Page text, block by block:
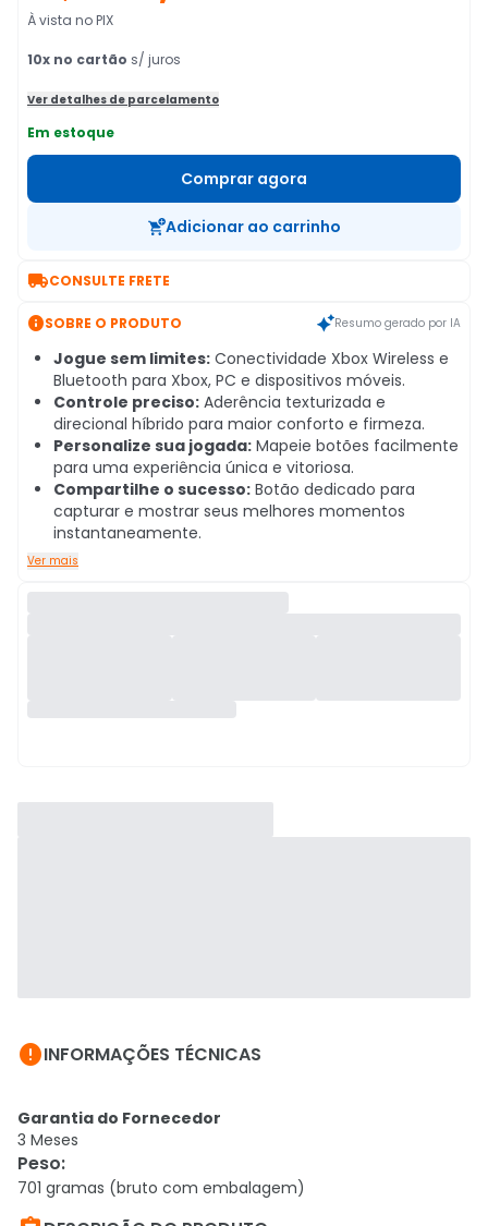
À vista no PIX
10x no cartão s/ juros
Ver detalhes de parcelamento
Em estoque
Comprar agora
Adicionar ao carrinho
CONSULTE FRETE
SOBRE O PRODUTO Resumo gerado por IA
Jogue sem limites: Conectividade Xbox Wireless e
Bluetooth para Xbox, PC e dispositivos móveis.
Controle preciso: Aderência texturizada e
direcional híbrido para maior conforto e firmeza.
Personalize sua jogada: Mapeie botões facilmente
para uma experiência única e vitoriosa.
Compartilhe o sucesso: Botão dedicado para
capturar e mostrar seus melhores momentos
instantaneamente.
Ver mais
INFORMAÇÕES TÉCNICAS
Garantia do Fornecedor
3 Meses
Peso:
701 gramas (bruto com embalagem)